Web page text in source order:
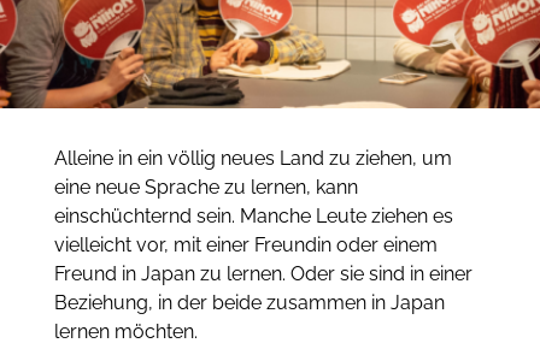
Alleine in ein völlig neues Land zu ziehen, um
eine neue Sprache zu lernen, kann
einschüchternd sein. Manche Leute ziehen es
vielleicht vor, mit einer Freundin oder einem
Freund in Japan zu lernen. Oder sie sind in einer
Beziehung, in der beide zusammen in Japan
lernen möchten.